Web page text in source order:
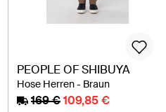
PEOPLE OF SHIBUYA
Hose Herren - Braun
169 €109,85 €